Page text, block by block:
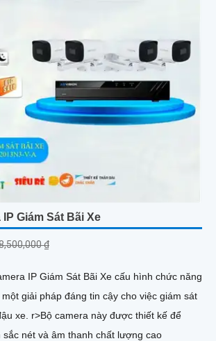
hiệu quả giám sát an ninh
Giám Sát Bãi Xe
₫
IP Giám Sát Bãi Xe cấu hình chức năng
giải pháp đáng tin cậy cho việc giám sát
thiết kế để
nét và âm thanh chất lượng cao